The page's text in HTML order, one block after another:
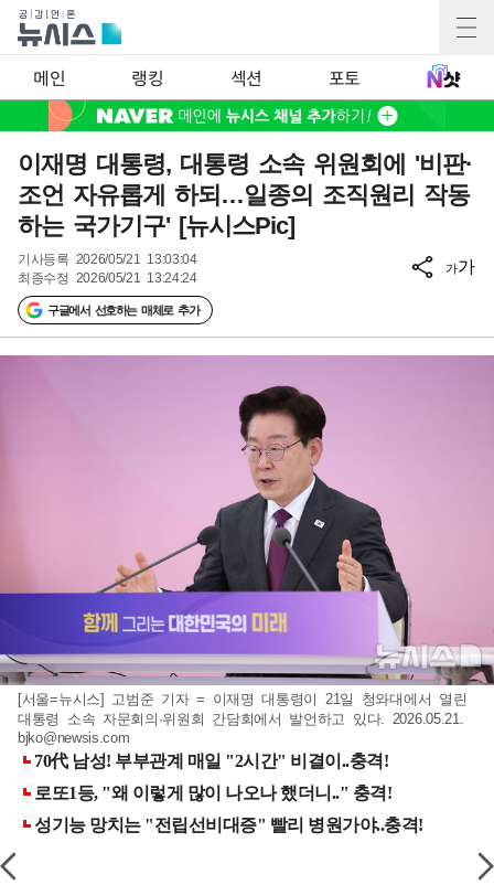
메인 랭킹 섹션 포토
이재명 대통령, 대통령 소속 위원회에 '비판·
조언 자유롭게 하되…일종의 조직원리 작동
하는 국가기구' [뉴시스Pic]
기사등록 2026/05/21 13:03:04
최종수정 2026/05/21 13:24:24
구글에서 선호하는 매체로 추가
가가
[서울=뉴시스] 고범준 기자 = 이재명 대통령이 21일 청와대에서 열린
대통령 소속 자문회의·위원회 간담회에서 발언하고 있다. 2026.05.21.
bjko@newsis.com